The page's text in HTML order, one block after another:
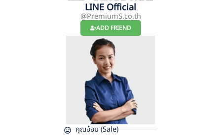
LINE Official
@PremiumS.co.th
ADD FRIEND
คุณอ้อม (Sale)